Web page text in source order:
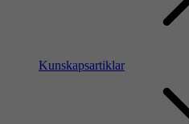
Kunskapsartiklar